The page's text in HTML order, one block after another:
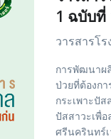
1 ฉบับที่
วารสารโ
การพัฒนาผ
ป่วยที่ต้องก
กระเพาะปั
ปัสสาวะเพื่อ
ศรีนครินทร์